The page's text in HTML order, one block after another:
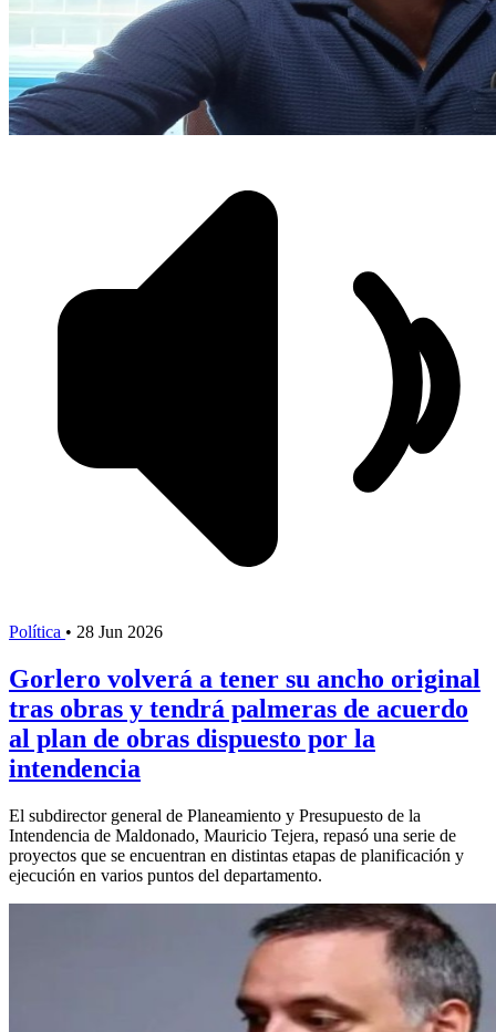
Política • 28 Jun 2026
Gorlero volverá a tener su ancho original
tras obras y tendrá palmeras de acuerdo
al plan de obras dispuesto por la
intendencia
El subdirector general de Planeamiento y Presupuesto de la
Intendencia de Maldonado, Mauricio Tejera, repasó una serie de
proyectos que se encuentran en distintas etapas de planificación y
ejecución en varios puntos del departamento.